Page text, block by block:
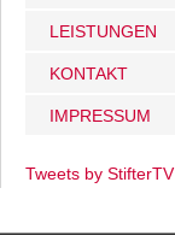
LEISTUNGEN
KONTAKT
IMPRESSUM
Tweets by StifterTV